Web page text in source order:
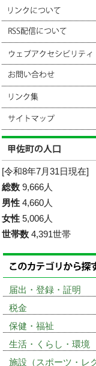
[令和8年7月31日現在]
総数 9,666人
男性 4,660人
女性 5,006人
世帯数 4,391世帯
届出・登録・証明
税金
保健・福祉
生活・くらし・環境
施設（スポーツ・レ